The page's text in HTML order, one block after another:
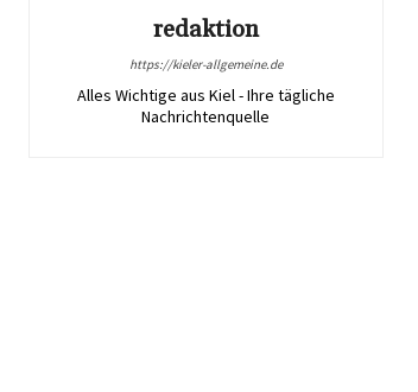
redaktion
https://kieler-allgemeine.de
Alles Wichtige aus Kiel - Ihre tägliche
Nachrichtenquelle